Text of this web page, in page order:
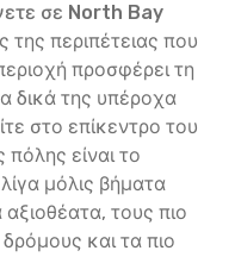
σε North Bay
της περιπέτειας που
προσφέρει τη
δικά της υπέροχα
στο επίκεντρο του
είναι το
μόλις βήματα
τους πιο
και τα πιο